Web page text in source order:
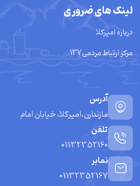
لینک های ضروری
درباره امیرکلا
مرکز ارتباط مردمی137
آدرس
مازندارن،امیرکلا، خیابان امام
تلفن
01132352160
نمابر
01132352167